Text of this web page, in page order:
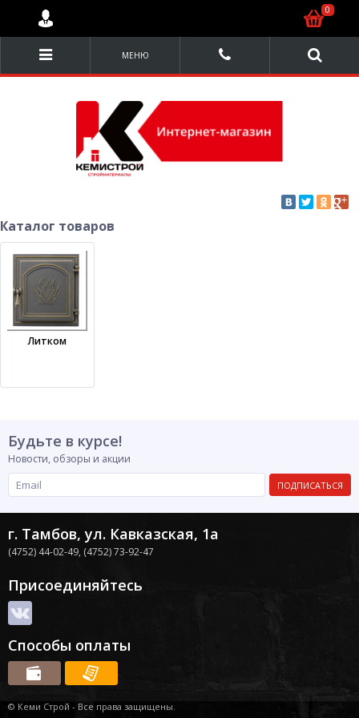
МЕНЮ
Каталог товаров
Литком
Будьте в курсе!
Новости, обзоры и акции
ПОДПИСАТЬСЯ
г. Тамбов, ул. Кавказская, 1а
(4752) 44-02-49, (4752) 73-92-47
Присоединяйтесь
Способы оплаты
0
© Кеми Строй - Все права защищены.